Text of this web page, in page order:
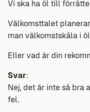
Vi ska ha öl till
Välkomsttalet
man välkomstskåla i
Eller vad är din
Svar:
Nej, det är inte så bra
fel.